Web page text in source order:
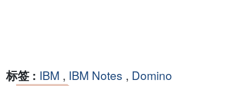
标签 : IBM , IBM Notes , Domino